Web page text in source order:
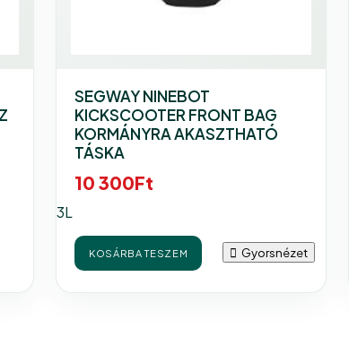
SEGWAY NINEBOT
KICKSCOOTER FRONT BAG
KORMÁNYRA AKASZTHATÓ
TÁSKA
10 300Ft
3L
KOSÁRBA TESZEM Gyorsnézet